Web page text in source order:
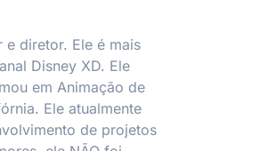
diretor. Ele é mais
Disney XD. Ele
em Animação de
Ele atualmente
de projetos